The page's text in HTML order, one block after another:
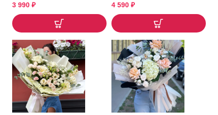
3 990 ₽ 4 590 ₽